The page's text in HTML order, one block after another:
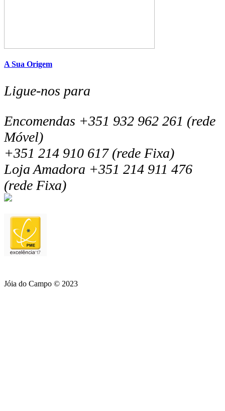
A Sua Origem
Ligue-nos para
Encomendas +351 932 962 261 (rede
Móvel)
+351 214 910 617 (rede Fixa)
Loja Amadora +351 214 911 476
(rede Fixa)
Jóia do Campo © 2023